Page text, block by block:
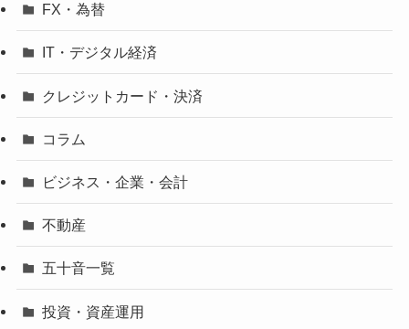
FX・為替
IT・デジタル経済
クレジットカード・決済
コラム
ビジネス・企業・会計
不動産
五十音一覧
投資・資産運用